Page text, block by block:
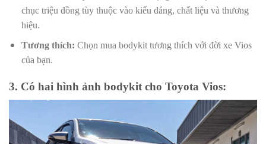
chục triệu đồng tùy thuộc vào kiểu dáng, chất liệu và thương
hiệu.
Tương thích: Chọn mua bodykit tương thích với đời xe Vios
của bạn.
3. Có hai hình ảnh bodykit cho Toyota Vios: